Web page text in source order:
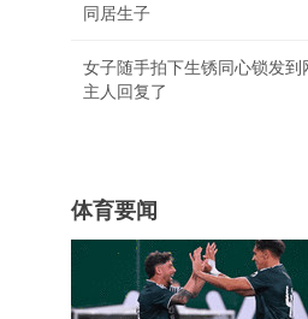
同居生子
女子随手拍下生锈同心锁发到
主人回复了
体育要闻